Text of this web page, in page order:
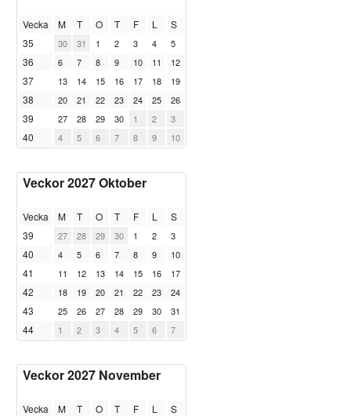
Vecka M T O T F L
S
35
30 31 1 2 3 4 5
36 6 7 8 9 10 11 12
37 13 14 15 16 17 18 19
38 20 21 22 23 24 25 26
39 27 28 29 30 1 2 3
40 4 5 6 7 8 9 10
Veckor 2027 Oktober
Vecka M T O T F L
S
39
27 28 29 30 1 2 3
40 4 5 6 7 8 9 10
41 11 12 13 14 15 16 17
42 18 19 20 21 22 23 24
43 25 26 27 28 29 30 31
44 1 2 3 4 5 6 7
Veckor 2027 November
Vecka M T O T F L
S